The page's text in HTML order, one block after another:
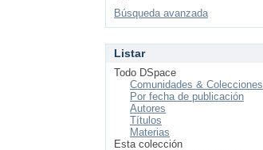
Búsqueda avanzada
Listar
Todo DSpace
Comunidades & Colecciones
Por fecha de publicación
Autores
Títulos
Materias
Esta colección